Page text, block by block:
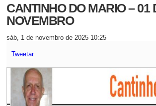
CANTINHO DO MARIO – 01
NOVEMBRO
sáb, 1 de novembro de 2025 10:25
Tweetar